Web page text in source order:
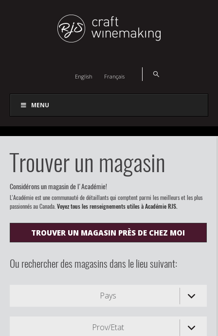
English Français
MENU
Trouver un magasin
Considérons un magasin de l'Académie!
L’Académie est une communauté de détaillants qui comptent parmi les meilleurs et les plus
passionnés au Canada. Voyez tous les renseignements utiles à Académie RJS.
TROUVER UN MAGASIN PRÈS DE CHEZ MOI
Ou rechercher des magasins dans le lieu suivant:
Pays
Prov/Etat